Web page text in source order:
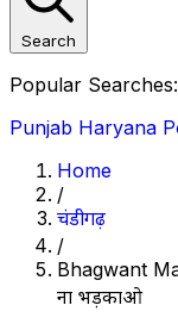
Search
Popular Searches:
Punjab Haryana
Home
/
चंडीगढ़
/
Bhagwant
ना भड़काओ